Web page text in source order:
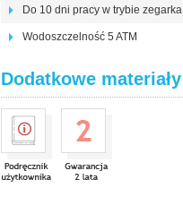
Do 10 dni pracy w trybie zegarka
Wodoszczelność 5 ATM
Dodatkowe materiały